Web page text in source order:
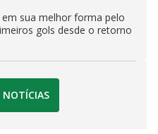
sua melhor forma pelo
gols desde o retorno
NOTÍCIAS